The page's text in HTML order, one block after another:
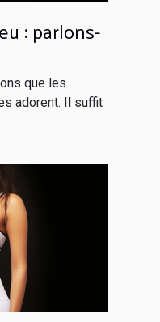
: parlons-
que les
adorent. Il suffit